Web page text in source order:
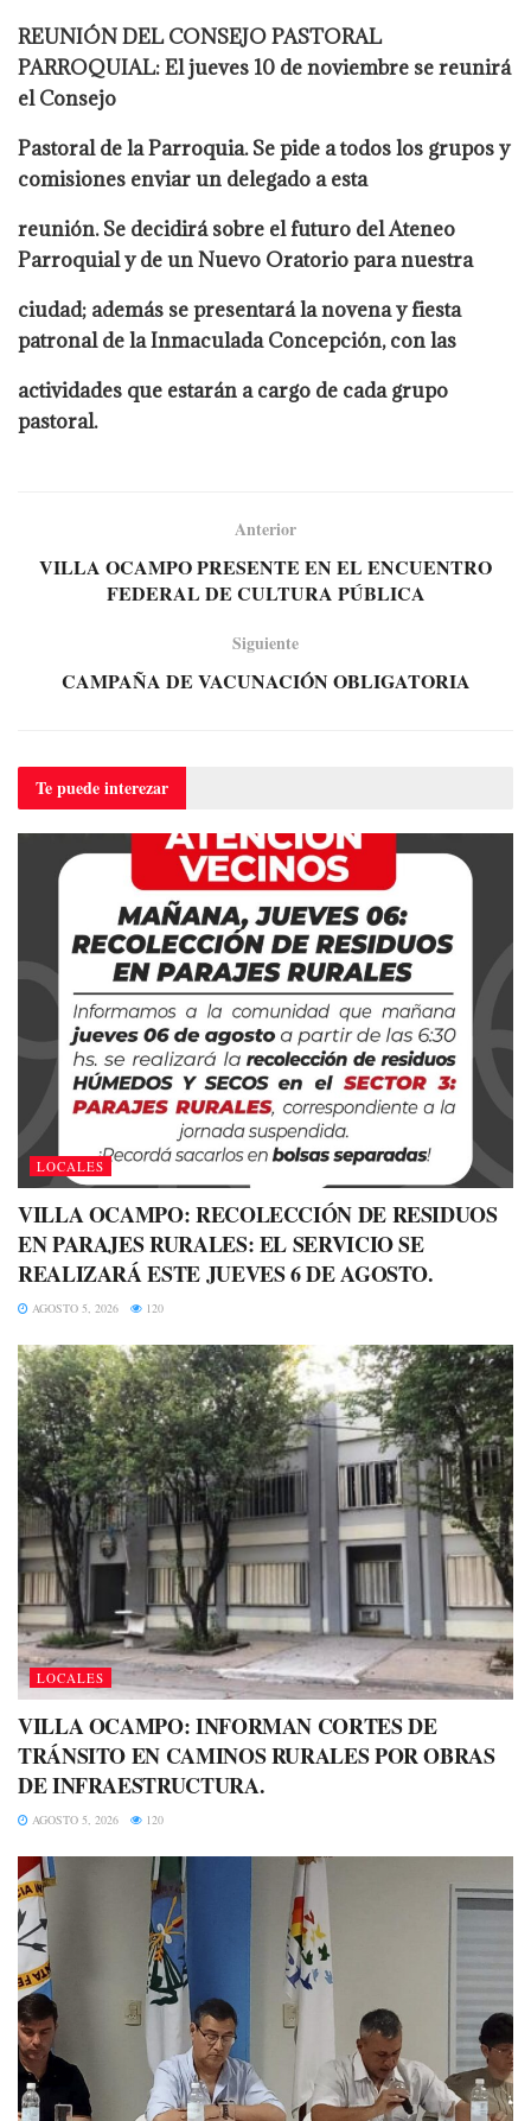
REUNIÓN DEL CONSEJO PASTORAL
PARROQUIAL: El jueves 10 de noviembre se reunirá
el Consejo
Pastoral de la Parroquia. Se pide a todos los grupos y
comisiones enviar un delegado a esta
reunión. Se decidirá sobre el futuro del Ateneo
Parroquial y de un Nuevo Oratorio para nuestra
ciudad; además se presentará la novena y fiesta
patronal de la Inmaculada Concepción, con las
actividades que estarán a cargo de cada grupo
pastoral.
Anterior
VILLA OCAMPO PRESENTE EN EL ENCUENTRO
FEDERAL DE CULTURA PÚBLICA
Siguiente
CAMPAÑA DE VACUNACIÓN OBLIGATORIA
Te puedeinterezar
LOCALES
VILLA OCAMPO: RECOLECCIÓN DE RESIDUOS
EN PARAJES RURALES: EL SERVICIO SE
REALIZARÁ ESTE JUEVES 6 DE AGOSTO.
AGOSTO 5, 2026 120
LOCALES
VILLA OCAMPO: INFORMAN CORTES DE
TRÁNSITO EN CAMINOS RURALES POR OBRAS
DE INFRAESTRUCTURA.
AGOSTO 5, 2026 120